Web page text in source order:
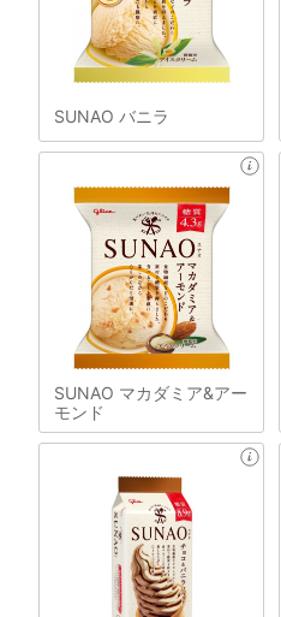
SUNAO バニラ
SUNAO マカダミア&アー
モンド